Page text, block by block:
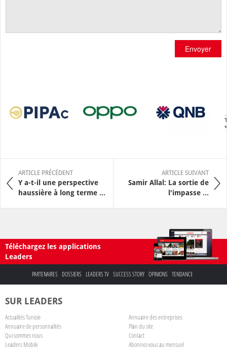
Envoyer
ARTICLE PRÉCÉDENT
Y a-t-il une perspective
haussière à long terme ...
ARTICLE SUIVANT
Samir Allal: La sortie de
l'impasse ...
Téléchargez les applications
Leaders
PARTENAIRES DOSSIERS LEADERS TV SUCCESS STORY OPINIONS TENDANCE
SUR LEADERS
Actualités Tunisie
Annuaire des entreprises
Annuaire de personnalités
Plan du site
Qui sommes nous
Contact
Leaders Mobile
Abonnez-vous au mensuel